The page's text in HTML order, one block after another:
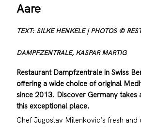
Aare
TEXT: SILKE HENKELE | PHOTOS ©
DAMPFZENTRALE, KASPAR MARTIG
Restaurant Dampfzentrale in Swiss
offering a wide choice of original
since 2013. Discover Germany takes
this exceptional place.
Chef Jugoslav Milenkovic’s fresh and